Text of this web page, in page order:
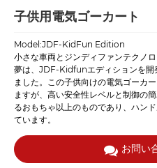
子供用電気ゴーカート
Model:JDF-KidFun Edition
小さな車両とジンディファンテクノ
夢は、JDF-Kidfunエディションを開
ました。この子供向けの電気ゴーカ
ますが、高い安全性レベルと制御の
るおもちゃ以上のものであり、ハン
ています。
お問い